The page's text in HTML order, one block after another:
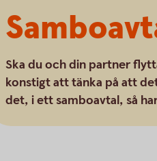
Ska du och din partner
konstigt att tänka på att
det, i ett samboavtal, så